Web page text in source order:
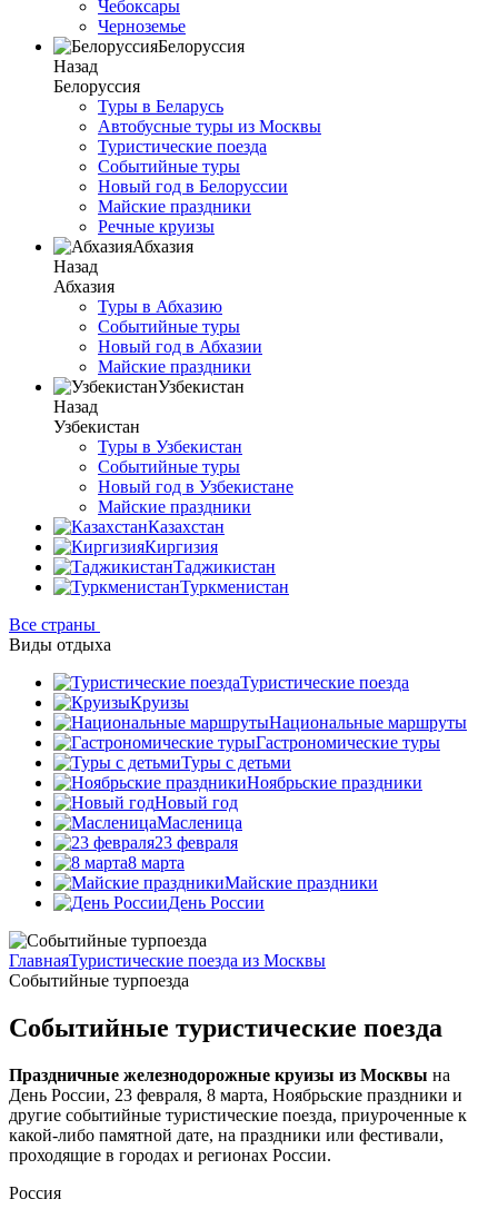
Чебоксары
Черноземье
Белоруссия
Назад
Белоруссия
Туры в Беларусь
Автобусные туры из Москвы
Туристические поезда
Событийные туры
Новый год в Белоруссии
Майские праздники
Речные круизы
Абхазия
Назад
Абхазия
Туры в Абхазию
Событийные туры
Новый год в Абхазии
Майские праздники
Узбекистан
Назад
Узбекистан
Туры в Узбекистан
Событийные туры
Новый год в Узбекистане
Майские праздники
Казахстан
Киргизия
Таджикистан
Туркменистан
Все страны
Виды отдыха
Туристические поезда
Круизы
Национальные маршруты
Гастрономические туры
Туры с детьми
Ноябрьские праздники
Новый год
Масленица
23 февраля
8 марта
Майские праздники
День России
ГлавнаяТуристические поезда из Москвы
Событийные турпоезда
Событийные туристические поезда
Праздничные железнодорожные круизы из Москвы на
День России, 23 февраля, 8 марта, Ноябрьские праздники и
другие событийные туристические поезда, приуроченные к
какой-либо памятной дате, на праздники или фестивали,
проходящие в городах и регионах России.
Россия